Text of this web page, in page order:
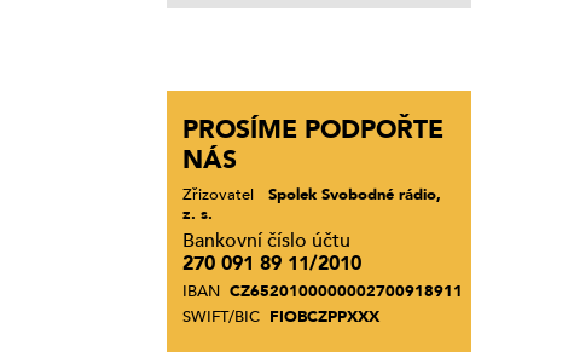
PROSÍME PODPOŘTE
NÁS
Zřizovatel
Spolek Svobodné rádio,
z. s.
Bankovní číslo účtu
270 091 89 11/2010
IBAN CZ6520100000002700918911
SWIFT/BIC FIOBCZPPXXX